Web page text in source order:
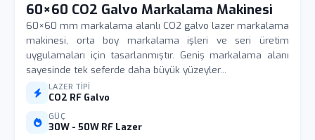
60×60 CO2 Galvo Markalama Makinesi
60×60 mm markalama alanlı CO2 galvo lazer markalama
makinesi, orta boy markalama işleri ve seri üretim
uygulamaları için tasarlanmıştır. Geniş markalama alanı
sayesinde tek seferde daha büyük yüzeyler...
LAZER TIPI
CO2 RF Galvo
GÜÇ
30W - 50W RF Lazer